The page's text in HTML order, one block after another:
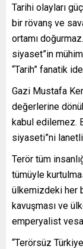
Tarihi olayları
bir rövanş ve
ortamı
siyaset”in
“Tarih” fanatik
Gazi Mustafa
değerlerine
kabul edilemez.
siyaseti”ni
Terör tüm
tümüyle
ülkemizdeki her
kavuşması ve
emperyalist
“Terörsüz